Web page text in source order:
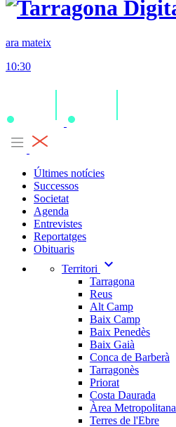
ara mateix
10:30
Últimes notícies
Successos
Societat
Agenda
Entrevistes
Reportatges
Obituaris
Territori
expand_more
Tarragona
Reus
Alt Camp
Baix Camp
Baix Penedès
Baix Gaià
Conca de Barberà
Tarragonès
Priorat
Costa Daurada
Àrea Metropolitana
Terres de l'Ebre